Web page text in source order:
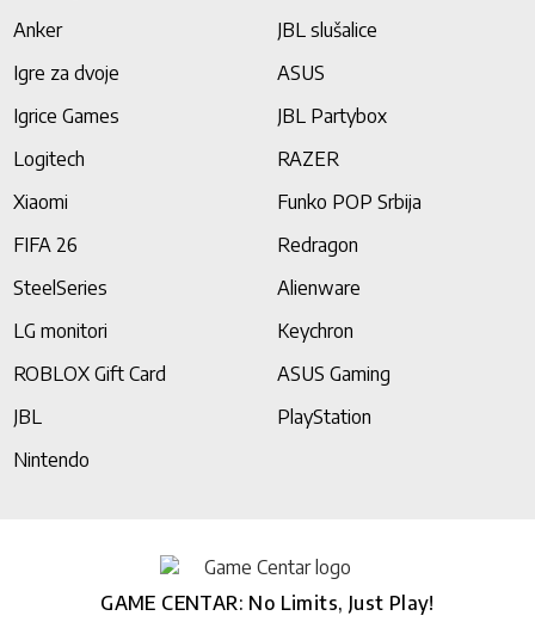
Anker
JBL slušalice
Igre za dvoje
ASUS
Igrice Games
JBL Partybox
Logitech
RAZER
Xiaomi
Funko POP Srbija
FIFA 26
Redragon
SteelSeries
Alienware
LG monitori
Keychron
ROBLOX Gift Card
ASUS Gaming
JBL
PlayStation
Nintendo
GAME CENTAR: No Limits, Just Play!